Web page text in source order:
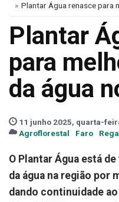
Plantar Água renasce para
Plantar
para
da água
11 junho 2025, quarta-
Agroflorestal
Faro
O Plantar Água está
da água na região por
dando continuidade